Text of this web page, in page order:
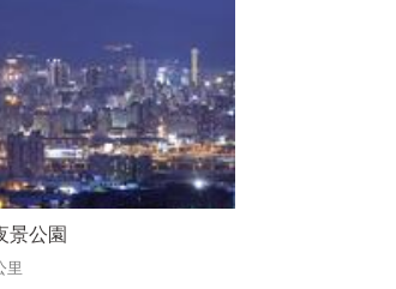
景公園
里